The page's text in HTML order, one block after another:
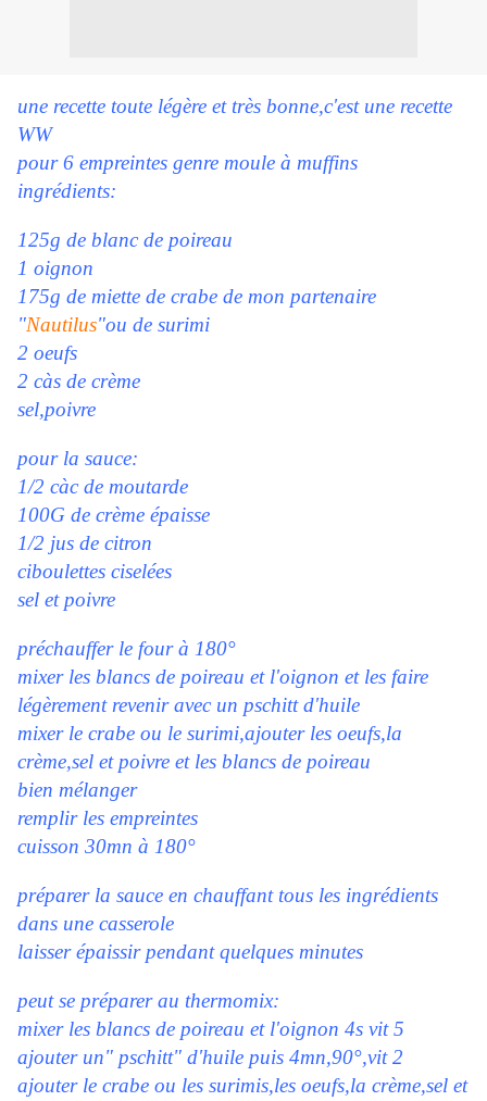
une recette toute légère et très bonne,c'est une recette
WW
pour 6 empreintes genre moule à muffins
ingrédients:
125g de blanc de poireau
1 oignon
175g de miette de crabe de mon partenaire
"Nautilus"ou de surimi
2 oeufs
2 càs de crème
sel,poivre
pour la sauce:
1/2 càc de moutarde
100G de crème épaisse
1/2 jus de citron
ciboulettes ciselées
sel et poivre
préchauffer le four à 180°
mixer les blancs de poireau et l'oignon et les faire
légèrement revenir avec un pschitt d'huile
mixer le crabe ou le surimi,ajouter les oeufs,la
crème,sel et poivre et les blancs de poireau
bien mélanger
remplir les empreintes
cuisson 30mn à 180°
préparer la sauce en chauffant tous les ingrédients
dans une casserole
laisser épaissir pendant quelques minutes
peut se préparer au thermomix:
mixer les blancs de poireau et l'oignon 4s vit 5
ajouter un" pschitt" d'huile puis 4mn,90°,vit 2
ajouter le crabe ou les surimis,les oeufs,la crème,sel et